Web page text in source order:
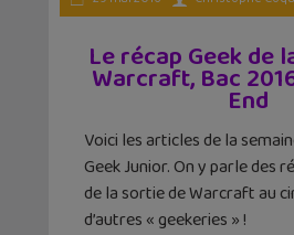
Le récap Geek de
Warcraft, Bac
End
Voici les articles de la
Geek Junior. On y parle des
de la sortie de Warcraft au
d’autres « geekeries » !